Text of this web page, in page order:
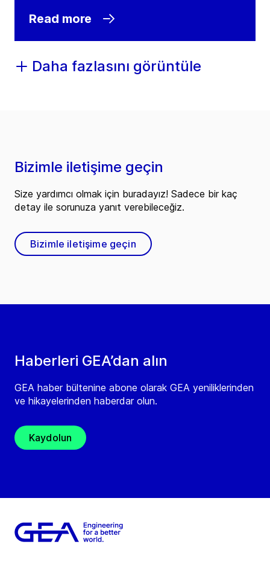
Read more
Daha fazlasını görüntüle
Haberleri GEA’dan alın
GEA haber bültenine abone olarak GEA yeniliklerinden
ve hikayelerinden haberdar olun.
Kaydolun
Bizimle iletişime geçin
Size yardımcı olmak için buradayız! Sadece bir kaç
detay ile sorunuza yanıt verebileceğiz.
Bizimle iletişime geçin